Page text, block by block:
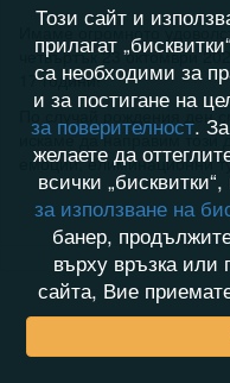
Имаме огромното
четвъртък 23 октомври
17 години!
По случай рождения ден
искаме да направим
емоции, елиминационни
Този сайт и
прилагат
са необходими за
и за постигане на
за поверителност.
желаете да
всички
за използване на
банер,
върху връзка или
сайта, Вие